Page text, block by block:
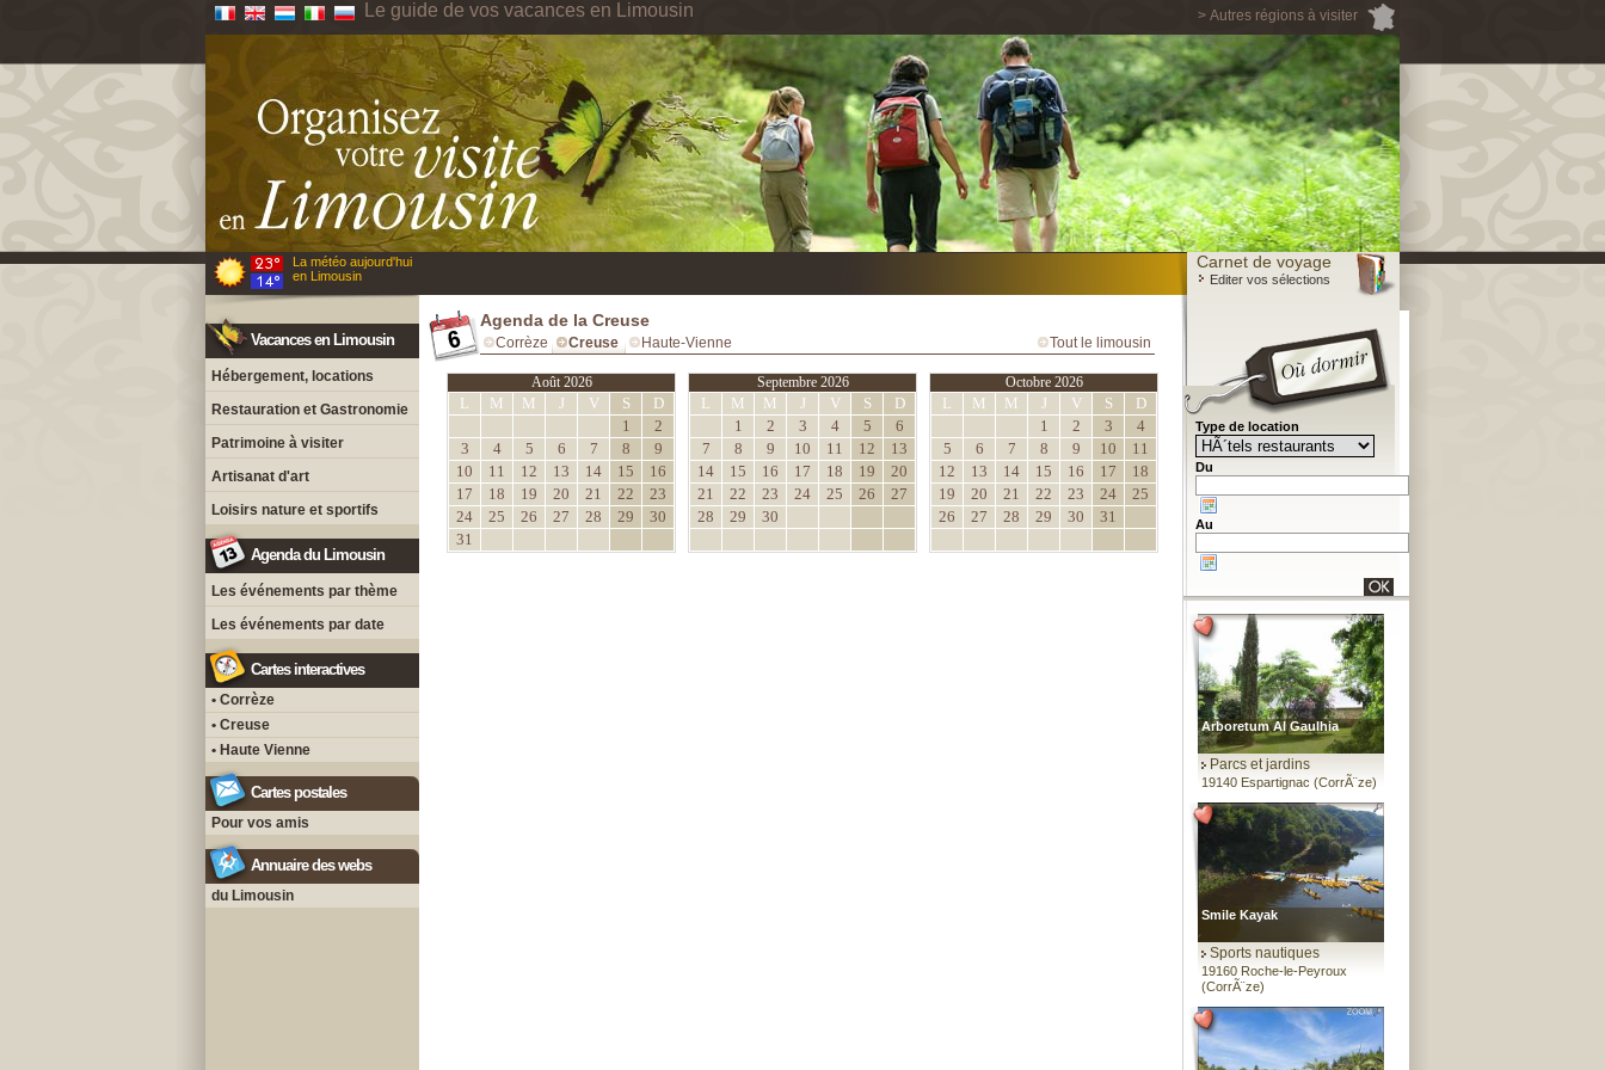
> Autres régions à visiter
Le guide de vos vacances en Limousin
La météo aujourd'hui
en Limousin
Carnet de voyage
Editer vos sélections
Vacances en Limousin
Hébergement, locations
Restauration et Gastronomie
Patrimoine à visiter
Artisanat d'art
Loisirs nature et sportifs
Agenda du Limousin
Les événements par thème
Les événements par date
Cartes interactives
• Corrèze
• Creuse
• Haute Vienne
Cartes postales
Pour vos amis
Annuaire des webs
du Limousin
Agenda de la Creuse
Corrèze Creuse Haute-Vienne Tout le limousin
Août 2026
L M M J V S
D
1
2
3
4 5 6 7 8
9
10
11 12 13 14 15
16
17
18 19 20 21 22
23
24
25 26 27 28 29
30
31
Septembre 2026
L M M J V S
D
1
2 3 4 5
6
7
8 9 10 11 12
13
14
15 16 17 18 19
20
21
22 23 24 25 26
27
28
29 30
Octobre 2026
L M M J V S
D
1
2 3
4
5
6 7 8 9 10
11
12
13 14 15 16 17
18
19
20 21 22 23 24
25
26
27 28 29 30 31
Type de location
Du
Au
Arboretum Al Gaulhia
Parcs et jardins
19140 Espartignac (CorrÃ¨ze)
Smile Kayak
Sports nautiques
19160 Roche-le-Peyroux
(CorrÃ¨ze)